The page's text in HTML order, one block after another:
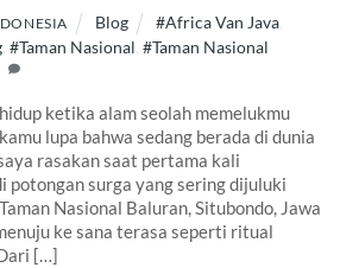
Blog #Africa Van Java
,#Taman Nasional ,#Taman Nasional
ketika alam seolah memelukmu
lupa bahwa sedang berada di dunia
rasakan saat pertama kali
potongan surga yang sering dijuluki
Nasional Baluran, Situbondo, Jawa
ke sana terasa seperti ritual
[…]